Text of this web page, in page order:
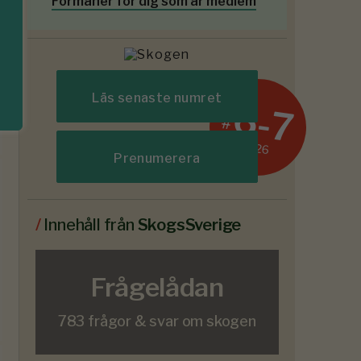
#6-7
2026
Läs senaste numret
Prenumerera
/ Innehåll från SkogsSverige
Frågelådan
783 frågor & svar om skogen